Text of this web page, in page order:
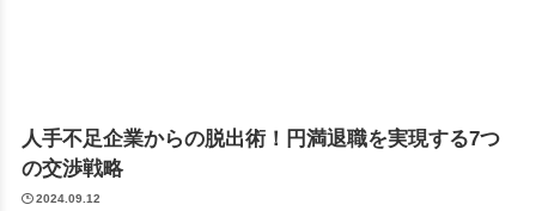
人手不足企業からの脱出術！円満退職を実現する7つ
の交渉戦略
2024.09.12